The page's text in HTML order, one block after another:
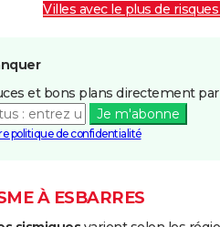
Villes avec le plus de
et bons plans directement
Je m'abonne
politique de confidentialité
À ESBARRES